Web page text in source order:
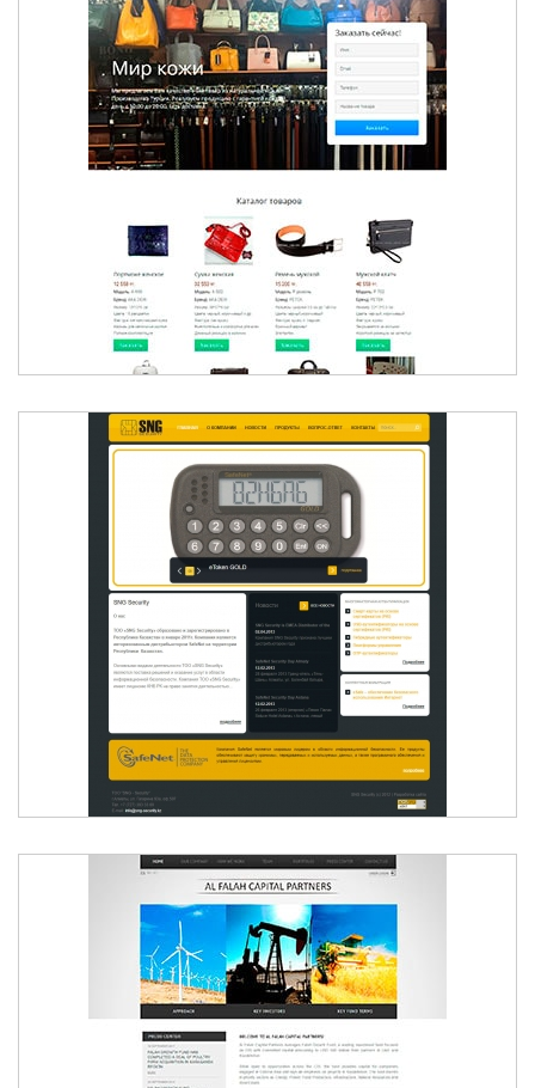
МИР КОЖИ
SNG SECURITY